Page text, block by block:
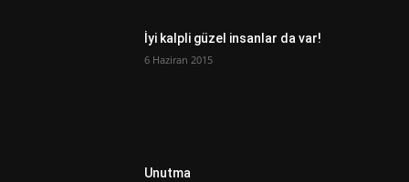
İyi kalpli güzel insanlar da var!
6 Haziran 2015
Unutma